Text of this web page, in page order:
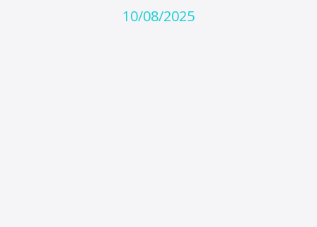
10/08/2025